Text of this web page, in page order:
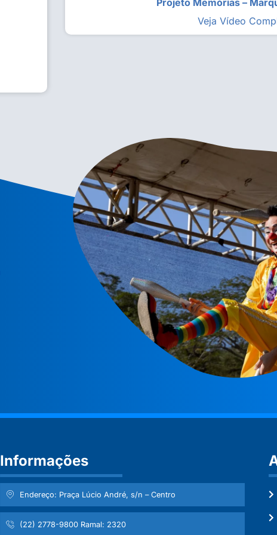
Projeto Memórias –
Veja Vídeo
Informações
Endereço: Praça Lúcio André, s/n – Centro
(22) 2778-9800 Ramal: 2320